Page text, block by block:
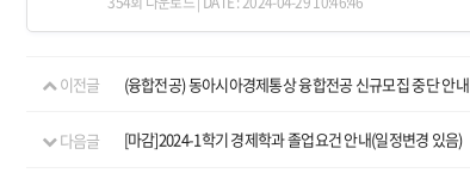
이전글 (융합전공) 동아시아경제통상 융합전공 신규모집 중단 안내
다음글 [마감]2024-1학기 경제학과 졸업요건 안내(일정변경 있음)